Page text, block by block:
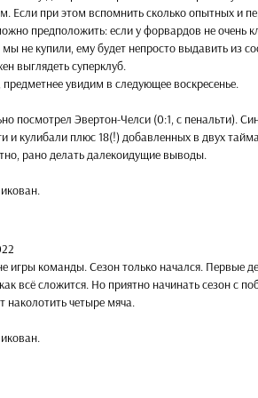
Если при этом вспомнить сколько опытных и
предположить: если у форвардов не очень
не купили, ему будет непросто выдавить из
выглядеть суперклуб.
увидим в следующее воскресенье.
посмотрел Эвертон-Челси (0:1, с пенальти).
и кулибали плюс 18(!) добавленных в двух
рано делать далекоидущие выводы.
игры команды. Сезон только начался. Первые
всё сложится. Но приятно начинать сезон с
наколотить четыре мяча.